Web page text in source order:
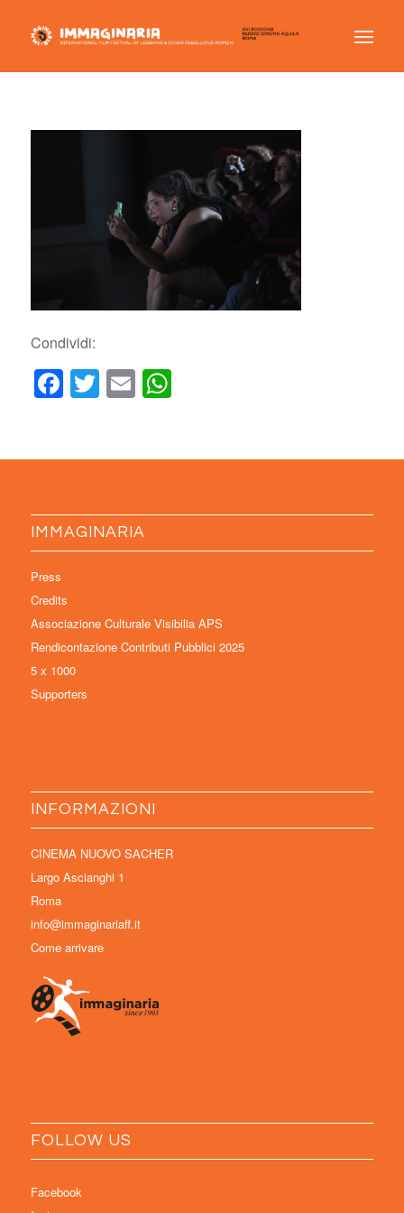
Condividi:
Facebook
Twitter
EmailWhatsApp
IMMAGINARIA
Press
Credits
Associazione Culturale Visibilia APS
Rendicontazione Contributi Pubblici 2025
5 x 1000
Supporters
INFORMAZIONI
CINEMA NUOVO SACHER
Largo Ascianghi 1
Roma
info@immaginariaff.it
Come arrivare
FOLLOW US
Facebook